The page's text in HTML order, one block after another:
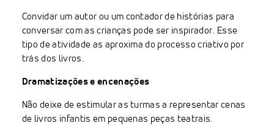
Convidar um autor ou um contador de histórias para
conversar com as crianças pode ser inspirador. Esse
tipo de atividade as aproxima do processo criativo por
trás dos livros.
Dramatizações e encenações
Não deixe de estimular as turmas a representar cenas
de livros infantis em pequenas peças teatrais.